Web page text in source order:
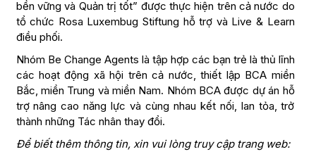
bền vững và Quản trị tốt” được thực hiện trên cả nước do
tổ chức Rosa Luxembug Stiftung hỗ trợ và Live & Learn
điều phối.
Nhóm Be Change Agents là tập hợp các bạn trẻ là thủ lĩnh
các hoạt động xã hội trên cả nước, thiết lập BCA miền
Bắc, miền Trung và miền Nam. Nhóm BCA được dự án hỗ
trợ nâng cao năng lực và cùng nhau kết nối, lan tỏa, trở
thành những Tác nhân thay đổi.
Để biết thêm thông tin, xin vui lòng truy cập trang web: